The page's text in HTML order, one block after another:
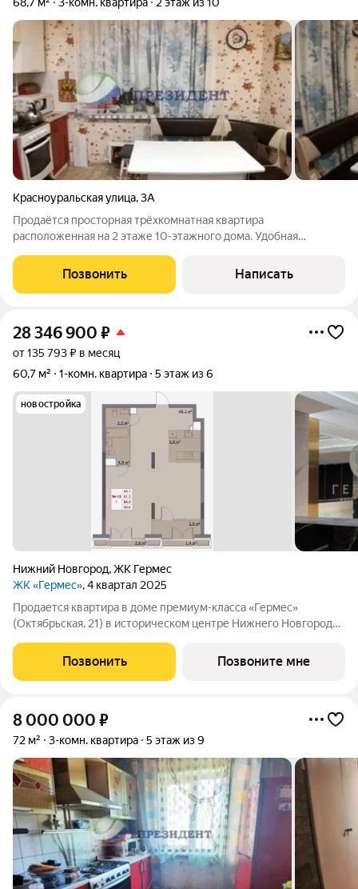
Красноуральская улица,3А
Продаётся просторная трёхкомнатная квартира
расположенная на 2 этаже 10-этажного дома. Удобная
лоджии, кладовка, раздельный с/узел, вместо ванны - душевая
кабина. Отличные соседи по тамбуру.
Позвонить Написать
28 346 900 ₽
от 135 793 ₽ в месяц
60,7 м²
1-комн. квартира 5 этаж из 6
новостройка
Нижний Новгород,ЖК Гермес
ЖК «Гермес», 4 квартал 2025
Продается квартира в доме премиум-класса «Гермес»
(Октябрьская, 21) в историческом центре Нижнего Новгорода.
перепланировка под проект. Варианты: кухня-гостиная-
столовые, изолированные спальные
Позвонить Позвоните мне
8 000 000 ₽
72 м² 3-комн. квартира 5 этаж из 9